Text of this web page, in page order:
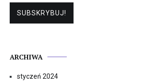
ARCHIWA
styczeń 2024